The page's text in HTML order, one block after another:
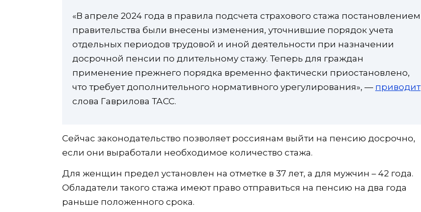
«В апреле 2024 года в правила подсчета страхового стажа постановлением
правительства были внесены изменения, уточнившие порядок учета
отдельных периодов трудовой и иной деятельности при назначении
досрочной пенсии по длительному стажу. Теперь для граждан
применение прежнего порядка временно фактически приостановлено,
что требует дополнительного нормативного урегулирования», — приводит
слова Гаврилова ТАСС.
Сейчас законодательство позволяет россиянам выйти на пенсию досрочно,
если они выработали необходимое количество стажа.
Для женщин предел установлен на отметке в 37 лет, а для мужчин – 42 года.
Обладатели такого стажа имеют право отправиться на пенсию на два года
раньше положенного срока.